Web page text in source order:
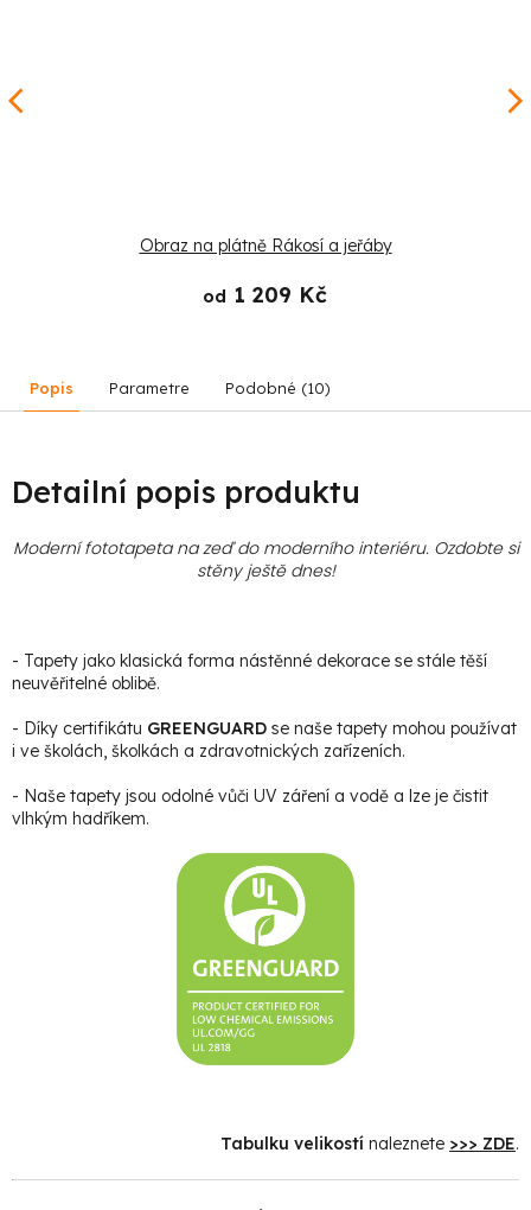
Obraz na plátně Rákosí a jeřáby
od 1 209 Kč
Popis Parametre Podobné (10)
Detailní popis produktu
Moderní fototapeta na zeď do moderního interiéru. Ozdobte si
stěny ještě dnes!
- Tapety jako klasická forma nástěnné dekorace se stále těší
neuvěřitelné oblibě.
- Díky certifikátu GREENGUARD se naše tapety mohou používat
i ve školách, školkách a zdravotnických zařízeních.
- Naše tapety jsou odolné vůči UV záření a vodě a lze je čistit
vlhkým hadříkem.
Tabulku velikostí naleznete >>> ZDE.